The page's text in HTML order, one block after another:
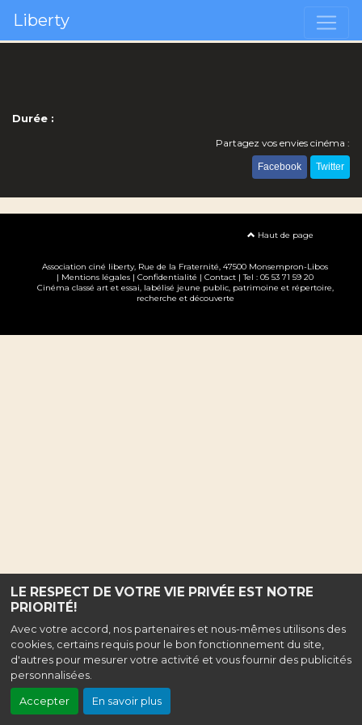
LE RESPECT DE VOTRE VIE PRIVÉE EST NOTRE
PRIORITÉ!
Avec votre accord, nos partenaires et nous-mêmes utilisons des
cookies, certains requis pour le bon fonctionnement du site,
d'autres pour mesurer votre activité et vous fournir des publicités
personnalisées.
Accepter En savoir plus
Liberty
Durée :
Partagez vos envies cinéma :
Facebook Twitter
Haut de page
Association ciné liberty, Rue de la Fraternité, 47500 Monsempron-Libos
| Mentions légales | Confidentialité | Contact | Tel : 05 53 71 59 20
Cinéma classé art et essai, labélisé jeune public, patrimoine et répertoire,
recherche et découverte